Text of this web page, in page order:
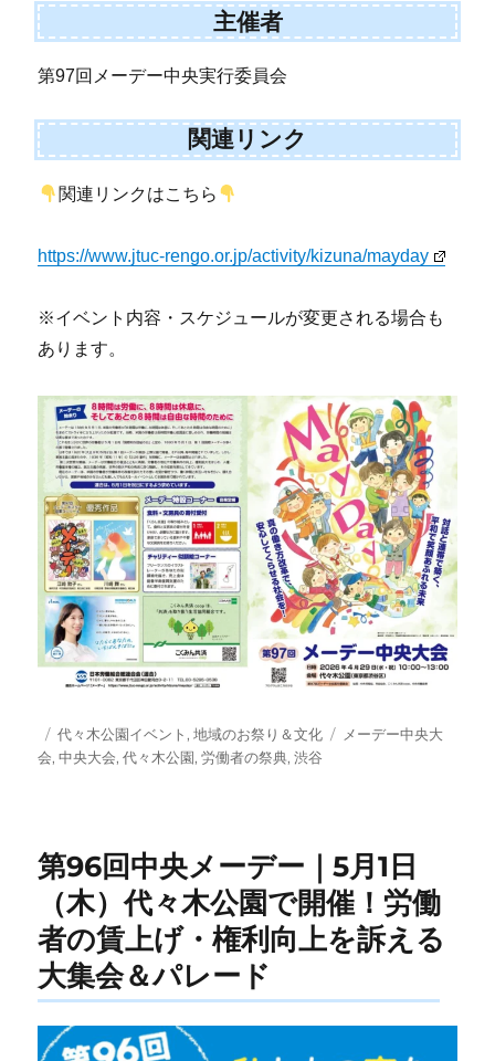
主催者
第97回メーデー中央実行委員会
関連リンク
関連リンクはこちら
https://www.jtuc-rengo.or.jp/activity/kizuna/mayday
※イベント内容・スケジュールが変更される場合も
あります。
投
稿
カ
テ
代々木公園イベント ,地域のお祭り＆文化
タ
メーデー中央大
会,中央大会,代々木公園,労働者の祭典,渋谷
第96回中央メーデー｜5月1日
（木）代々木公園で開催！労働
者の賃上げ・権利向上を訴える
大集会＆パレード